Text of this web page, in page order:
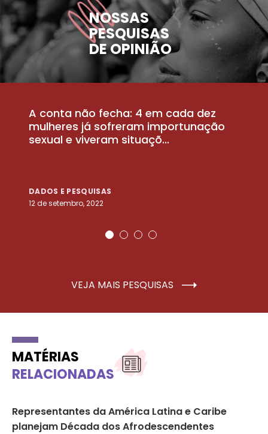
NOSSAS
PESQUISAS
DE OPINIÃO
A conta não fecha: 4 em cada dez
mulheres já sofreram importunação
sexual e viveram situaçõ...
DADOS E PESQUISAS
12 de setembro, 2022
VEJA MAIS PESQUISAS
MATÉRIAS
RELACIONADAS
Representantes da América Latina e Caribe
planejam Década dos Afrodescendentes